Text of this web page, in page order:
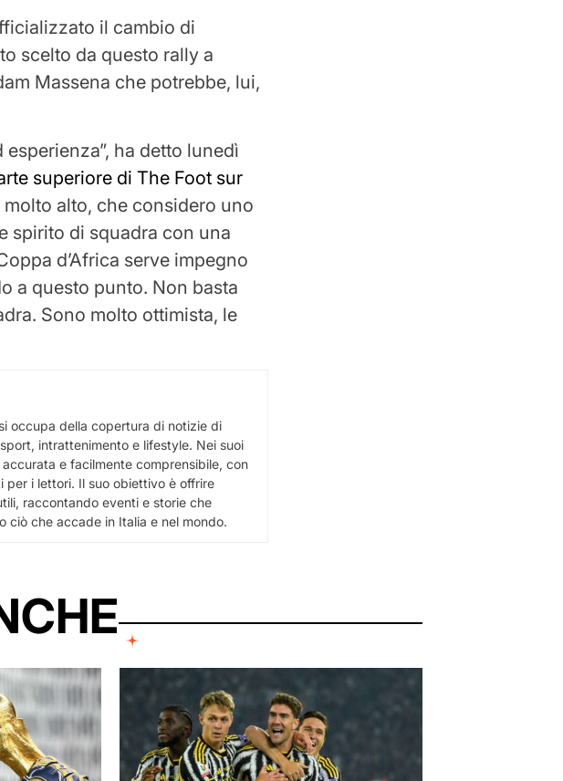
il cambio di
scelto da questo rally a
Massena che potrebbe, lui,
ha detto lunedì
superiore di The Foot sur
alto, che considero uno
spirito di squadra con una
d’Africa serve impegno
a questo punto. Non basta
Sono molto ottimista, le
occupa della copertura di notizie di
intrattenimento e lifestyle. Nei suoi
e facilmente comprensibile, con
i lettori. Il suo obiettivo è offrire
raccontando eventi e storie che
ciò che accade in Italia e nel mondo.